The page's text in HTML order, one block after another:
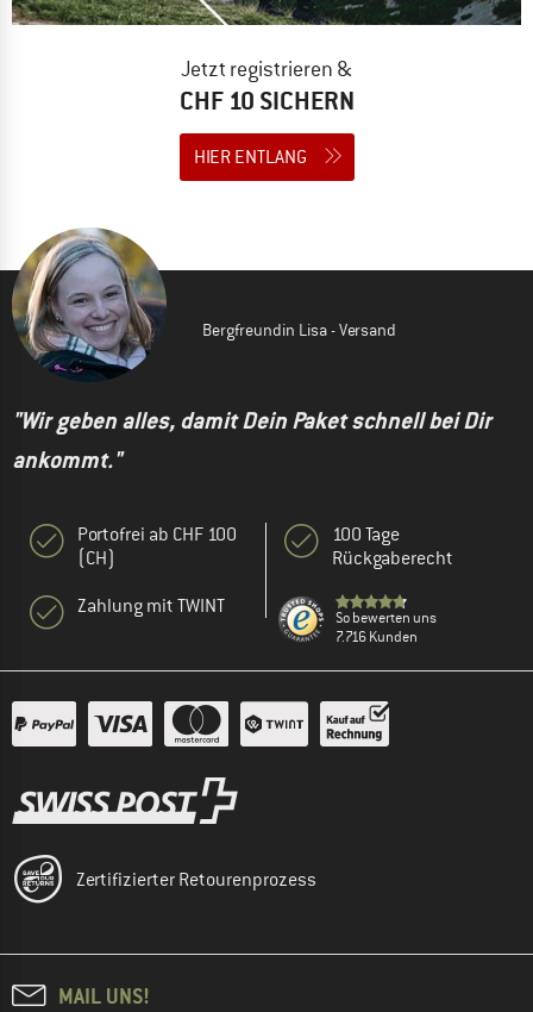
Jetzt registrieren &
CHF 10 SICHERN
HIER ENTLANG
Bergfreundin Lisa - Versand
"Wir geben alles, damit Dein Paket schnell bei Dir
ankommt."
Portofrei ab CHF 100
(CH)
Zahlung mit TWINT
100 Tage
Rückgaberecht
So bewerten uns
7.716 Kunden
Zertifizierter Retourenprozess
MAIL UNS!